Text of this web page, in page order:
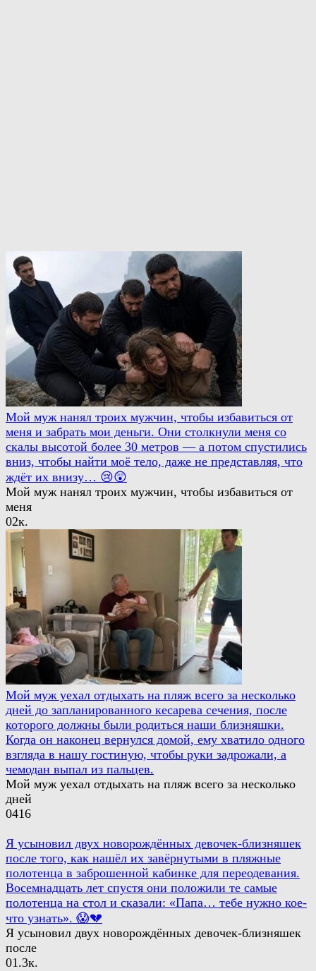
Мой муж нанял троих мужчин, чтобы избавиться от
меня и забрать мои деньги. Они столкнули меня со
скалы высотой более 30 метров — а потом спустились
вниз, чтобы найти моё тело, даже не представляя, что
ждёт их внизу… 😢😲
Мой муж нанял троих мужчин, чтобы избавиться от
меня
02к.
Мой муж уехал отдыхать на пляж всего за несколько
дней до запланированного кесарева сечения, после
которого должны были родиться наши близняшки.
Когда он наконец вернулся домой, ему хватило одного
взгляда в нашу гостиную, чтобы руки задрожали, а
чемодан выпал из пальцев.
Мой муж уехал отдыхать на пляж всего за несколько
дней
0416
Я усыновил двух новорождённых девочек-близняшек
после того, как нашёл их завёрнутыми в пляжные
полотенца в заброшенной кабинке для переодевания.
Восемнадцать лет спустя они положили те самые
полотенца на стол и сказали: «Папа… тебе нужно кое-
что узнать». 😱💔
Я усыновил двух новорождённых девочек-близняшек
после
01.3к.